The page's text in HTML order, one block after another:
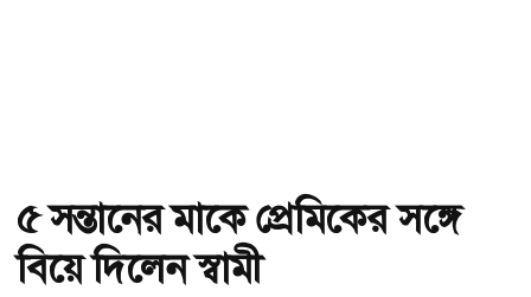
৫ সন্তানের মাকে প্রেমিকের সঙ্গে
বিয়ে দিলেন স্বামী